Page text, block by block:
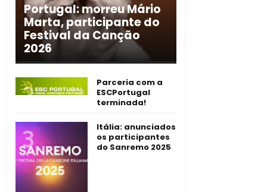
Portugal: morreu Mário
Marta, participante do
Festival da Canção
2026
Parceria com a
ESCPortugal
terminada!
Itália: anunciados
os participantes
do Sanremo 2025